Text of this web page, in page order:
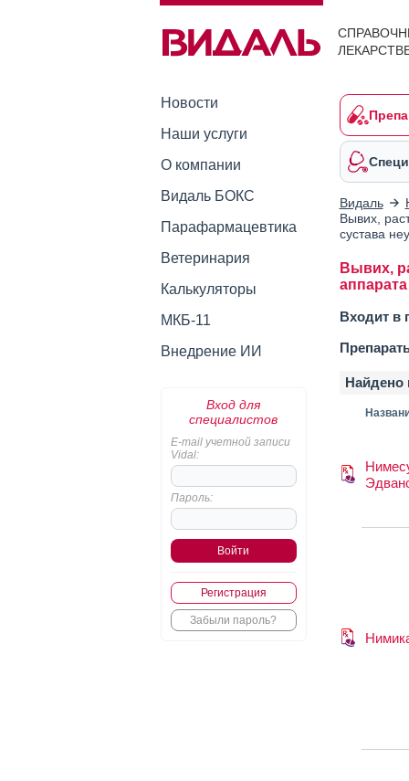
Новости
Наши услуги
О компании
Видаль БОКС
Парафармацевтика
Ветеринария
Калькуляторы
МКБ-11
Внедрение ИИ
Вход для
специалистов
E-mail учетной записи
Vidal:
Пароль:
Регистрация
Забыли пароль?
Видаль
Вывих,
сустава
Вывих,
Входит в
Найдено